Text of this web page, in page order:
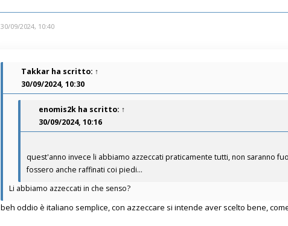
30/09/2024, 10:40
Takkar ha scritto: ↑
30/09/2024, 10:30
enomis2k ha scritto: ↑
30/09/2024, 10:16
quest'anno invece li abbiamo azzeccati praticamente tutti, non saranno
fossero anche raffinati coi piedi...
Li abbiamo azzeccati in che senso?
beh oddio è italiano semplice, con azzeccare si intende aver scelto bene,